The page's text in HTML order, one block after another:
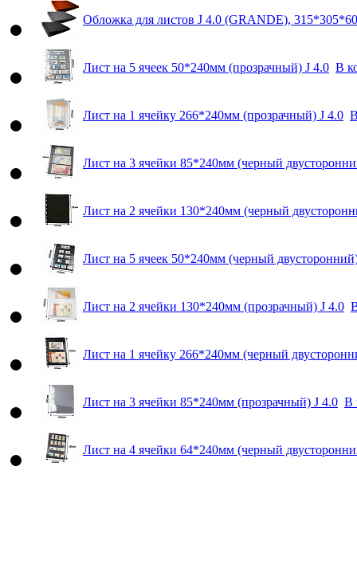
Обложка для листов J 4.0 (GRANDE),
Лист на 5 ячеек 50*240мм (прозрачный) J 4.0 В
Лист на 1 ячейку 266*240мм (прозрачный) J 4.0
Лист на 3 ячейки 85*240мм (черный
Лист на 2 ячейки 130*240мм (черный
Лист на 5 ячеек 50*240мм (черный
Лист на 2 ячейки 130*240мм (прозрачный) J 4.0
Лист на 1 ячейку 266*240мм (черный
Лист на 3 ячейки 85*240мм (прозрачный) J 4.0 В
Лист на 4 ячейки 64*240мм (черный